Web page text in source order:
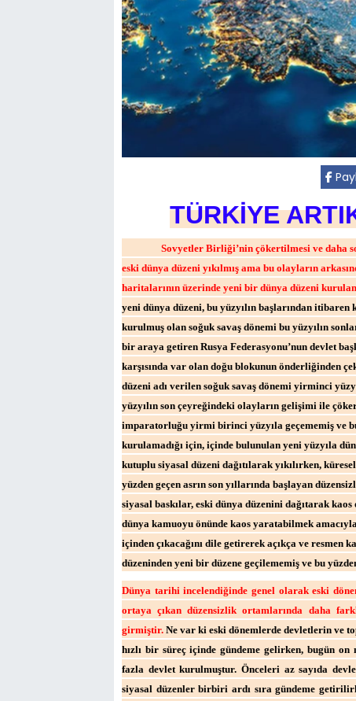
TÜRKİYE
Sovyetler Birliği’nin çökertilmesi ve daha
eski dünya düzeni yıkılmış ama bu olayların
haritalarının üzerinde yeni bir dünya düzeni
yeni dünya düzeni, bu yüzyılın başlarından
kurulmuş olan soğuk savaş dönemi bu yüzyılın
bir araya getiren Rusya Federasyonu’nun devlet
karşısında var olan doğu blokunun önderliğinden
düzeni adı verilen soğuk savaş dönemi yirminci
yüzyılın son çeyreğindeki olayların gelişimi ile
imparatorluğu yirmi birinci yüzyıla geçememiş ve
kurulamadığı için, içinde bulunulan yeni yüzyıla
kutuplu siyasal düzeni dağıtılarak yıkılırken,
yüzden geçen asrın son yıllarında başlayan
siyasal baskılar, eski dünya düzenini dağıtarak
dünya kamuoyu önünde kaos yaratabilmek
içinden çıkacağını dile getirerek açıkça ve resmen
düzeninden yeni bir düzene geçilememiş ve bu
Dünya tarihi incelendiğinde genel olarak eski
ortaya çıkan düzensizlik ortamlarında daha
girmiştir.Ne var ki eski dönemlerde devletlerin ve
hızlı bir süreç içinde gündeme gelirken, bugün on
fazla devlet kurulmuştur. Önceleri az sayıda
siyasal düzenler birbiri ardı sıra gündeme